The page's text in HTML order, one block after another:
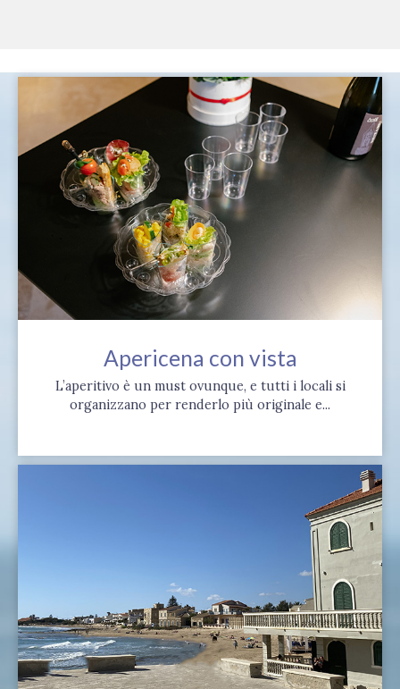
Apericena con vista
L’aperitivo è un must ovunque, e tutti i locali si
organizzano per renderlo più originale e...